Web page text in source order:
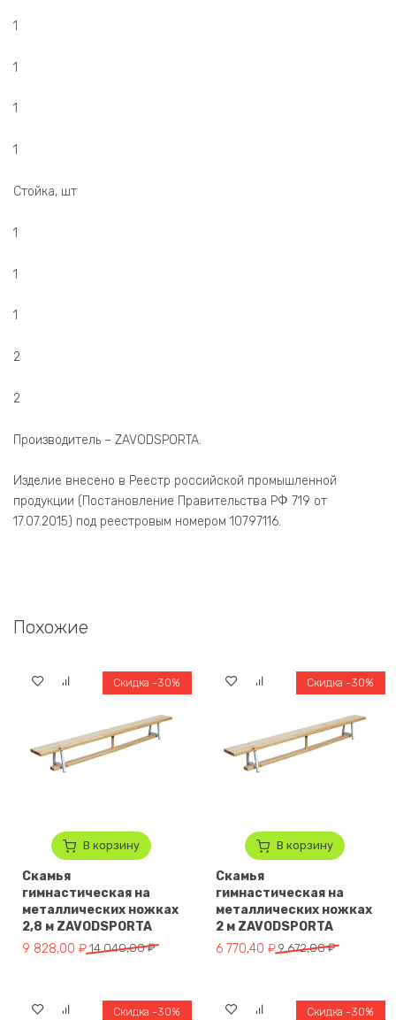
1
1
1
1
Стойка, шт
1
1
1
2
2
Производитель – ZAVODSPORTA.
Изделие внесено в Реестр российской промышленной
продукции (Постановление Правительства РФ 719 от
17.07.2015) под реестровым номером 10797116.
Похожие
В корзину
Скидка -30%
Скамья
гимнастическая на
металлических ножках
2,8 м ZAVODSPORTA
14 040,00₽
Первоначальная цена составляла 14 040,00 ₽.
9 828,00 ₽
Текущая цена: 9 828,00 ₽.
В корзину
Скидка -30%
Скамья
гимнастическая на
металлических ножках
2 м ZAVODSPORTA
9 672,00₽
Первоначальная цена
6 770,40 ₽
Текущая цена: 6 770,40 ₽.
Скидка -30% Скидка -30%